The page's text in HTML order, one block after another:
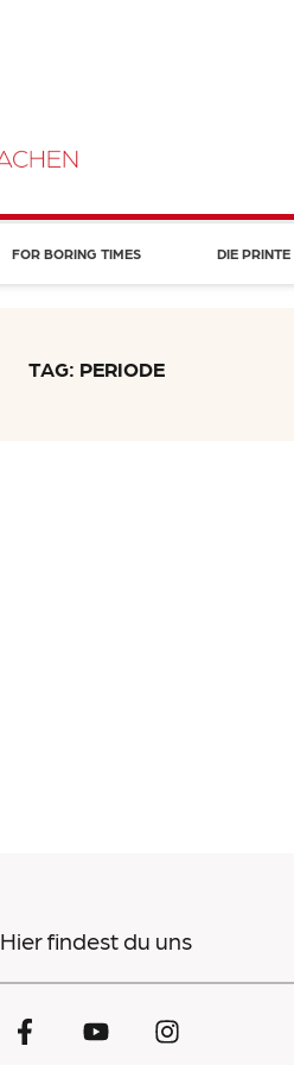
FOR BORING TIMES DIE PRINTE
TAG: PERIODE
Hier findest du uns